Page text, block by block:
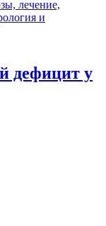
лечение,
и
дефицит у